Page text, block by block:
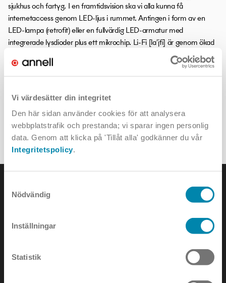
Vi värdesätter din integritet
Den här sidan använder cookies för att analysera
webbplatstrafik och prestanda; vi sparar ingen personlig
data. Genom att klicka på 'Tillåt alla' godkänner du vår
Integritetspolicy.
Nödvändig
Inställningar
Statistik
sjukhus och fartyg. I en framtidsvision ska vi alla kunna få
internetaccess genom LED-ljus i rummet. Antingen i form av en
LED-lampa (retrofit) eller en fullvärdig LED-armatur med
integrerade lysdioder plus ett mikrochip. Li-Fi [laʹjfi] är genom ökad
kapacitet och säkerhet väl lämpat för sammankoppling med mobila
enheter som laptoppar, surfplattor och smarta telefoner. Vid
University of Edinburgh i Skottland finns Harald Haas som uppges
2010-2012. Alternativa uppgifter framhåller bl.a. kinesiska forskare
vid Shanghai´s Fudan University som upphovsmän.
LITEN ORDBOK
KONTAKTA OSS
e-mail:info@annell.se